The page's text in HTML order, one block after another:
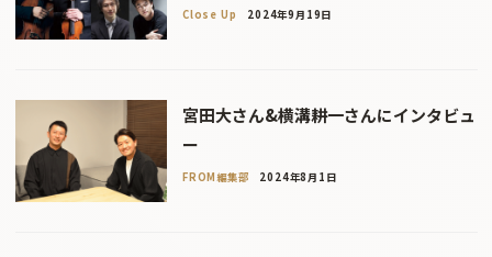
Close Up 2024年9月19日
宮田大さん&横溝耕一さんにインタビュ
ー
FROM編集部 2024年8月1日